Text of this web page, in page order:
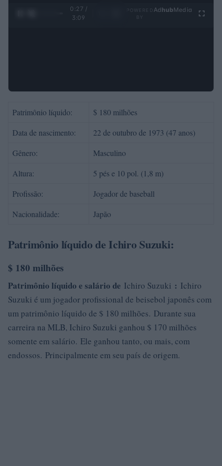
0:28 /
3:09
Ad hubMedia
Patrimônio líquido:
$ 180 milhões
Data de nascimento:
22 de outubro de 1973 (47 anos)
Gênero:
Masculino
Altura:
5 pés e 10 pol. (1,8 m)
Profissão:
Jogador de baseball
Nacionalidade:
Japão
Patrimônio líquido de Ichiro Suzuki:
$ 180 milhões
Patrimônio líquido e salário de Ichiro Suzuki : Ichiro
Suzuki é um jogador profissional de beisebol japonês com
um patrimônio líquido de $ 180 milhões. Durante sua
carreira na MLB, Ichiro Suzuki ganhou $ 170 milhões
somente em salário. Ele ganhou tanto, ou mais, com
endossos. Principalmente em seu país de origem.